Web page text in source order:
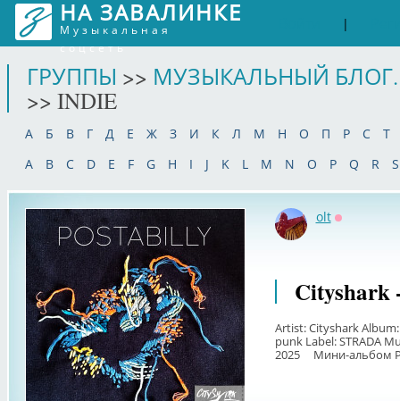
НА ЗАВАЛИНКЕ
Музыкальная
соцсеть
|
ГРУППЫ >> МУЗЫКАЛЬНЫЙ
>> INDIE
А Б В Г Д Е Ж З И К Л М Н О П Р С
Т
A
B C D E F G H I J K L M N O P Q R S
olt
Cityshark
Artist: Cityshark
punk Label: STRADA
2025 Мини-альбом